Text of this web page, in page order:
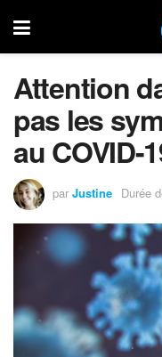
Attention
pas les
au COVID-
par Justine Durée